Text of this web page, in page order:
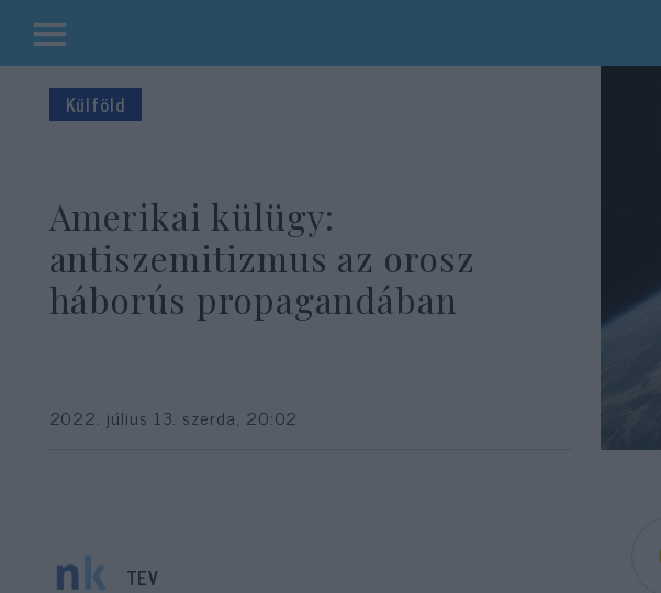
Kilépés
tartalomba
Külföld
Amerikai külügy:
antiszemitizmus az orosz
háborús propagandában
2022. július 13. szerda, 20:02
TEV